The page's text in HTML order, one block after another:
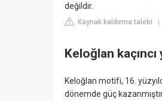
değildir.
Kaynak kaldırma talebi |
Keloğlan kaçıncı
Keloğlan motifi, 16.
dönemde güç